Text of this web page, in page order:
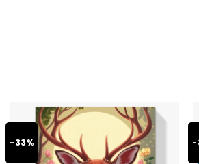
-33% -